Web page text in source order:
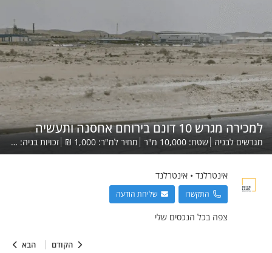
הקודם הבא
למכירה מגרש 10 דונם בירוחם אחסנה ותעשיה
מגרשים לבניה שטח: 10,000 מ"ר מחיר למ"ר: 1,000
₪ זכויות בניה:
אינטרלנד • אינטרלנד
התקשרו שליחת הודעה
צפה בכל הנכסים שלי